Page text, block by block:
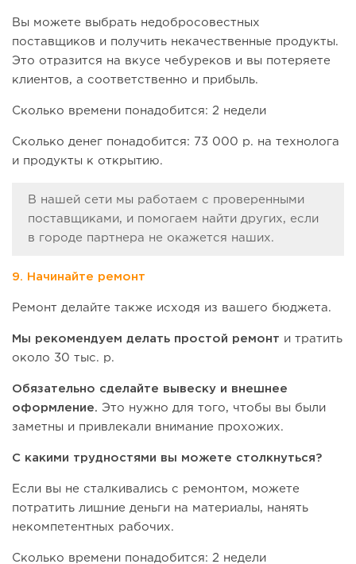
Вы можете выбрать недобросовестных
поставщиков и получить некачественные продукты.
Это отразится на вкусе чебуреков и вы потеряете
клиентов, а соответственно и прибыль.
Сколько времени понадобится: 2 недели
Сколько денег понадобится: 73 000 р. на технолога
и продукты к открытию.
В нашей сети мы работаем с проверенными
поставщиками, и помогаем найти других, если
в городе партнера не окажется наших.
9. Начинайте ремонт
Ремонт делайте также исходя из вашего бюджета.
Мы рекомендуем делать простой ремонт и тратить
около 30 тыс. р.
Обязательно сделайте вывеску и внешнее
оформление. Это нужно для того, чтобы вы были
заметны и привлекали внимание прохожих.
С какими трудностями вы можете столкнуться?
Если вы не сталкивались с ремонтом, можете
потратить лишние деньги на материалы, нанять
некомпетентных рабочих.
Сколько времени понадобится: 2 недели